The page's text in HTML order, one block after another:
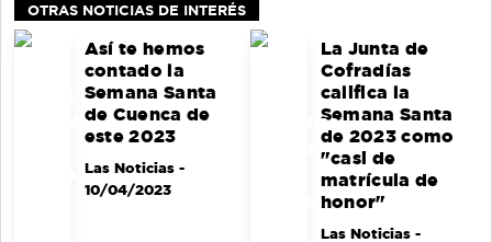
OTRAS NOTICIAS DE INTERÉS
Así te hemos
contado la
Semana Santa
de Cuenca de
este 2023
Las Noticias-
10/04/2023
La Junta de
Cofradías
califica la
Semana Santa
de 2023 como
"casi de
matrícula de
honor"
Las Noticias-